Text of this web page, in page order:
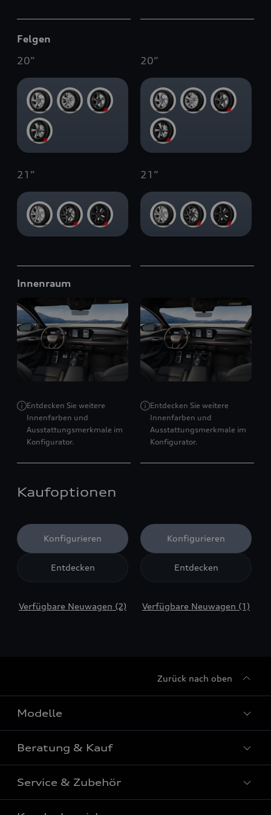
Felgen
20”
21 ”
20”
21 ”
Innenraum
Entdecken Sie weitere
Innenfarben und
Ausstattungsmerkmale im
Konfigurator.
Entdecken Sie weitere
Innenfarben und
Ausstattungsmerkmale im
Konfigurator.
Kaufoptionen
Konfigurieren
Entdecken
Verfügbare Neuwagen (2)
Konfigurieren
Entdecken
Verfügbare Neuwagen (1)
Zurück nach oben
Modelle
Alle Modelle
Modelle vergleichen
Elektromodelle
Beratung & Kauf
Aktuelle Angebote
Konfigurator
Service & Zubehör